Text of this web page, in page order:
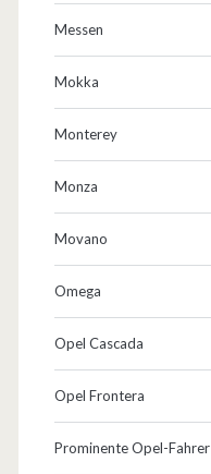
Messen
Mokka
Monterey
Monza
Movano
Omega
Opel Cascada
Opel Frontera
Prominente Opel-Fahrer